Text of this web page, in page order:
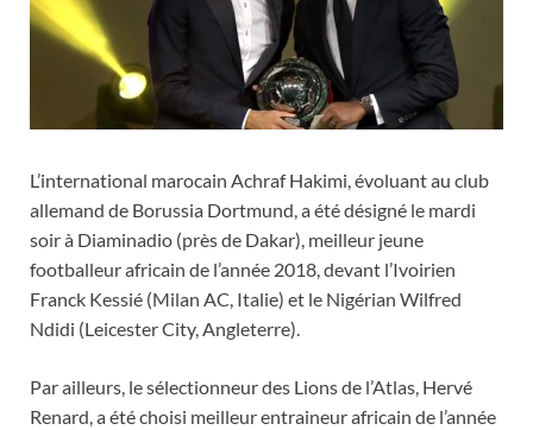
L’international marocain Achraf Hakimi, évoluant au club
allemand de Borussia Dortmund, a été désigné le mardi
soir à Diaminadio (près de Dakar), meilleur jeune
footballeur africain de l’année 2018, devant l’Ivoirien
Franck Kessié (Milan AC, Italie) et le Nigérian Wilfred
Ndidi (Leicester City, Angleterre).
Par ailleurs, le sélectionneur des Lions de l’Atlas, Hervé
Renard, a été choisi meilleur entraineur africain de l’année